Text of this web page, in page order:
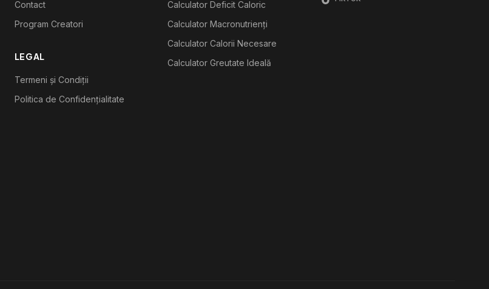
Contact
Program Creatori
LEGAL
Termeni și Condiții
Politica de Confidențialitate
Calculator Deficit Caloric
Calculator Macronutrienți
Calculator Calorii Necesare
Calculator Greutate Ideală